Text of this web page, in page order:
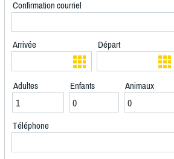
Confirmation courriel
Arrivée Départ
Adultes Enfants Animaux
Téléphone